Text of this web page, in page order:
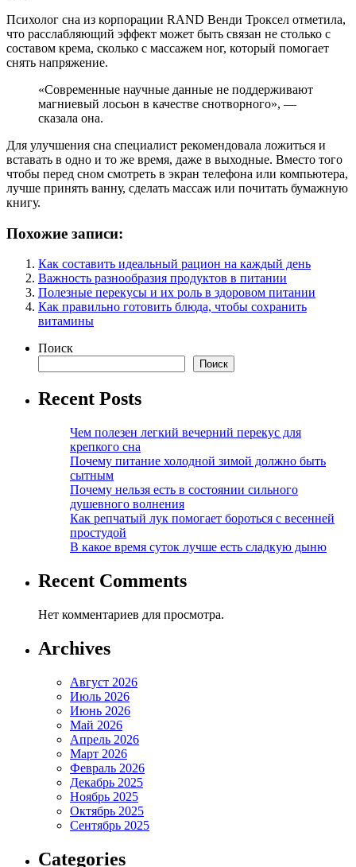
Психолог сна из корпорации RAND Венди Троксел отметила,
что расслабляющий эффект может быть связан не столько с
составом крема, сколько с массажем ног, который помогает
снять напряжение.
«Современные научные данные не поддерживают
магниевый лосьон в качестве снотворного», —
сказала она.
Для улучшения сна специалист рекомендовала ложиться и
вставать в одно и то же время, даже в выходные. Вместо того
чтобы перед сном смотреть в экран телефона или компьютера,
лучше принять ванну, сделать массаж или почитать бумажную
книгу.
Похожие записи:
Как составить идеальный рацион на каждый день
Важность разнообразия продуктов в питании
Полезные перекусы и их роль в здоровом питании
Как правильно готовить блюда, чтобы сохранить
витамины
Поиск
Поиск
Recent Posts
Чем полезен легкий вечерний перекус для
крепкого сна
Почему питание холодной зимой должно быть
сытным
Почему нельзя есть в состоянии сильного
душевного волнения
Как репчатый лук помогает бороться с весенней
простудой
В какое время суток лучше есть сладкую дыню
Recent Comments
Нет комментариев для просмотра.
Archives
Август 2026
Июль 2026
Июнь 2026
Май 2026
Апрель 2026
Март 2026
Февраль 2026
Декабрь 2025
Ноябрь 2025
Октябрь 2025
Сентябрь 2025
Categories